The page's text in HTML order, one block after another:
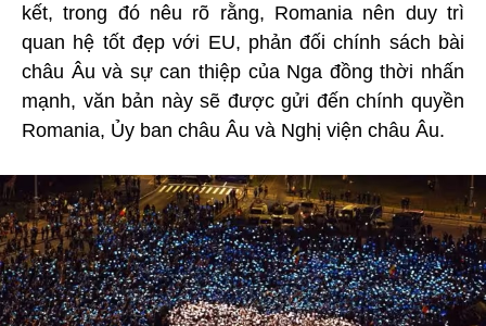
kết, trong đó nêu rõ rằng, Romania nên duy trì
quan hệ tốt đẹp với EU, phản đối chính sách bài
châu Âu và sự can thiệp của Nga đồng thời nhấn
mạnh, văn bản này sẽ được gửi đến chính quyền
Romania, Ủy ban châu Âu và Nghị viện châu Âu.